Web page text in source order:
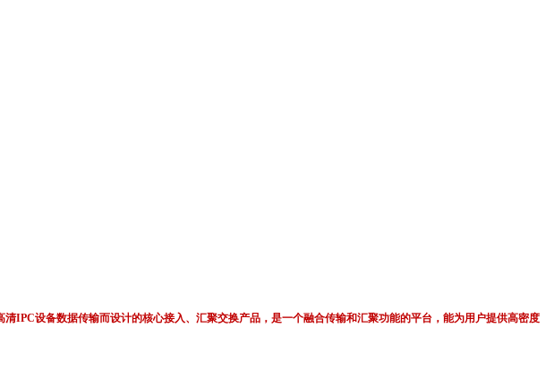
IPC设备数据传输而设计的核心接入、汇聚交换产品，是一个融合传输和汇聚功能的平台，能为用户提供高密度